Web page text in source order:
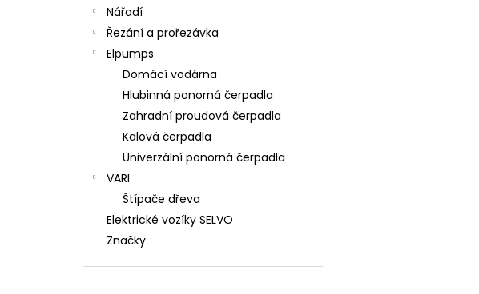
Nářadí
Řezání a prořezávka
Elpumps
Domácí vodárna
Hlubinná ponorná čerpadla
Zahradní proudová čerpadla
Kalová čerpadla
Univerzální ponorná čerpadla
VARI
Štípače dřeva
Elektrické vozíky SELVO
Značky